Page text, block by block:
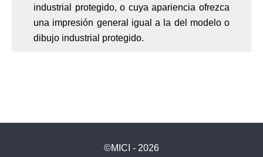
industrial protegido, o cuya apariencia ofrezca
una impresión general igual a la del modelo o
dibujo industrial protegido.
©MICI - 2026